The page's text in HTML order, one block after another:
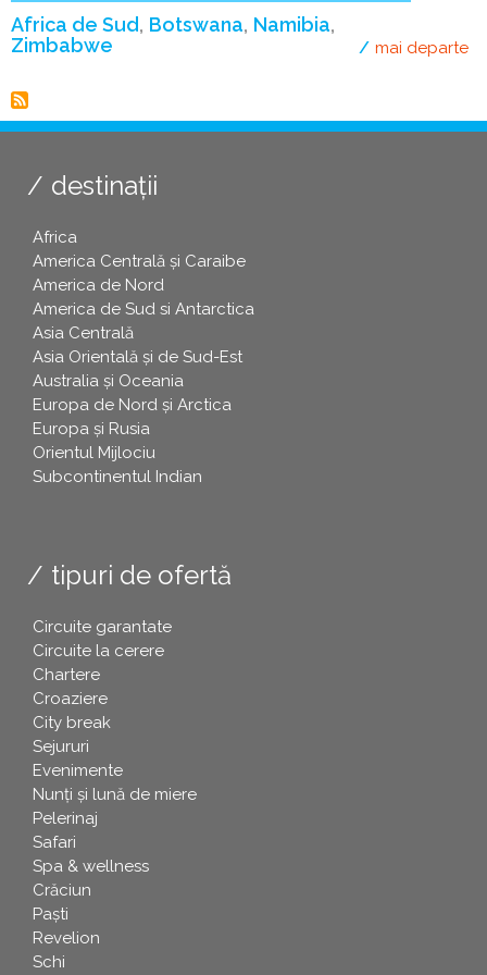
Africa de Sud Botswana Namibia
Zimbabwe
mai departe
destinații
Africa
America Centrală și Caraibe
America de Nord
America de Sud si Antarctica
Asia Centrală
Asia Orientală și de Sud-Est
Australia și Oceania
Europa de Nord și Arctica
Europa și Rusia
Orientul Mijlociu
Subcontinentul Indian
tipuri de ofertă
Circuite garantate
Circuite la cerere
Chartere
Croaziere
City break
Sejururi
Evenimente
Nunți și lună de miere
Pelerinaj
Safari
Spa & wellness
Crăciun
Paşti
Revelion
Schi